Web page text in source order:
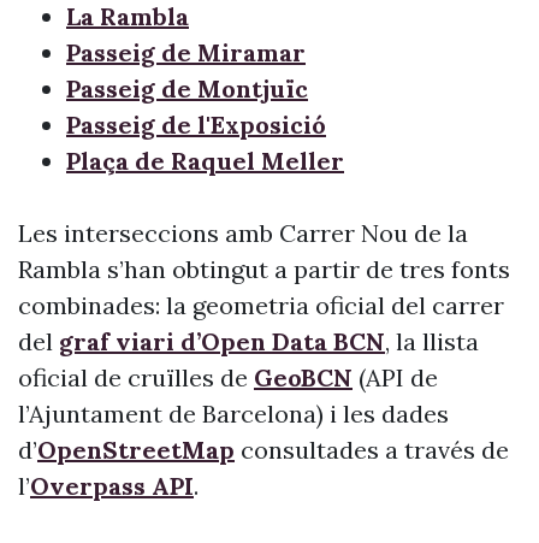
La Rambla
Passeig de Miramar
Passeig de Montjuïc
Passeig de l'Exposició
Plaça de Raquel Meller
Les interseccions amb Carrer Nou de la
Rambla s’han obtingut a partir de tres fonts
combinades: la geometria oficial del carrer
del graf viari d’Open Data BCN, la llista
oficial de cruïlles de GeoBCN (API de
l’Ajuntament de Barcelona) i les dades
d’OpenStreetMap consultades a través de
l’Overpass API.